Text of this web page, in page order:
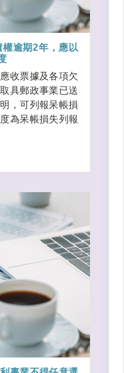
逾期2年，應以
收票據及各項欠
具郵政事業已送
，可列報呆帳損
為呆帳損失列報